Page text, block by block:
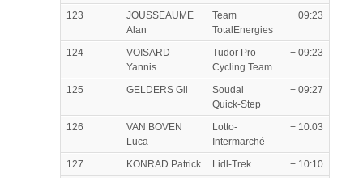
123
JOUSSEAUME
Alan
Team
TotalEnergies
+ 09:23
124
VOISARD
Yannis
Tudor Pro
Cycling Team
+ 09:23
125 GELDERS Gil
Soudal
Quick-Step
+ 09:27
126
VAN BOVEN
Luca
Lotto-
Intermarché
+ 10:03
127 KONRAD Patrick Lidl-Trek + 10:10